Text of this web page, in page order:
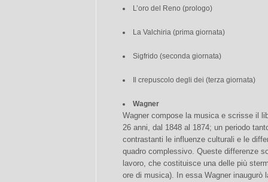
L’oro del Reno (prologo)
La Valchiria (prima giornata)
Sigfrido (seconda giornata)
Il crepuscolo degli dei (terza giornata)
Wagner
Wagner compose la musica e scrisse il
26 anni, dal 1848 al 1874; un periodo
contrastanti le influenze culturali e le
quadro complessivo. Queste differenze
lavoro, che costituisce una delle più
ore di musica). In essa Wagner inaugurò